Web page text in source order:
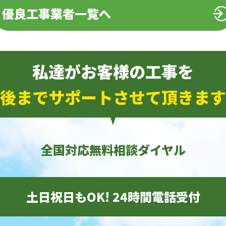
優良工事業者一覧へ
私達がお客様の工事を
までサポートさせて頂きま
全国対応無料相談ダイヤル
土日祝日もOK! 24時間電話受付